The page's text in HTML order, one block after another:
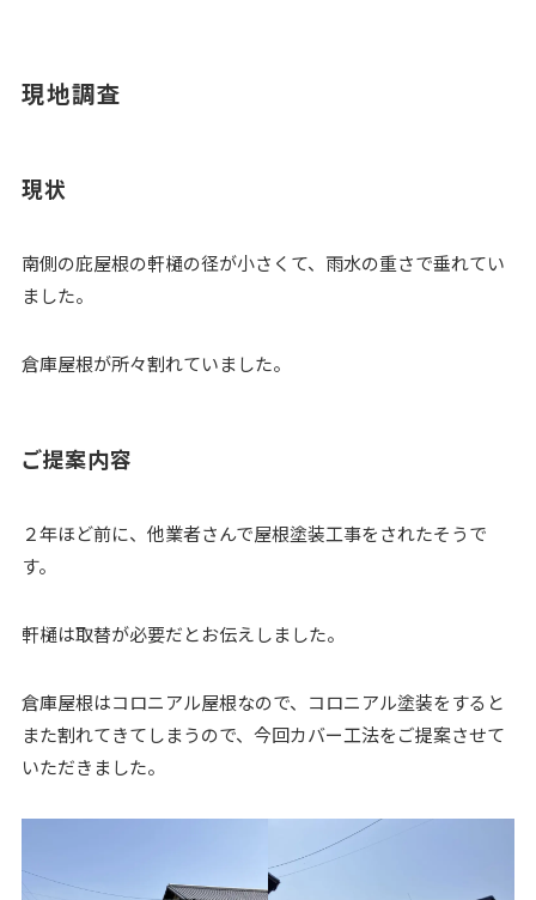
現地調査
現状
南側の庇屋根の軒樋の径が小さくて、雨水の重さで垂れてい
ました。
倉庫屋根が所々割れていました。
ご提案内容
２年ほど前に、他業者さんで屋根塗装工事をされたそうで
す。
軒樋は取替が必要だとお伝えしました。
倉庫屋根はコロニアル屋根なので、コロニアル塗装をすると
また割れてきてしまうので、今回カバー工法をご提案させて
いただきました。